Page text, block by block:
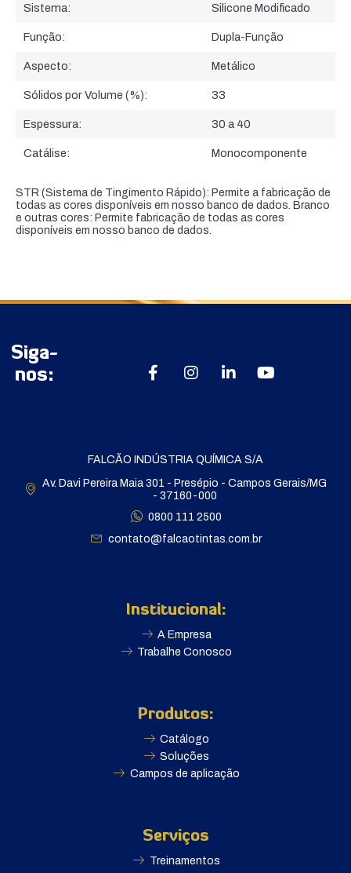
Sistema: Silicone Modificado
Função: Dupla-Função
Aspecto: Metálico
Sólidos por Volume (%): 33
Espessura: 30 a 40
Catálise: Monocomponente
STR (Sistema de Tingimento Rápido): Permite a fabricação de
todas as cores disponíveis em nosso banco de dados. Branco
e outras cores: Permite fabricação de todas as cores
disponíveis em nosso banco de dados.
Siga-
nos:
FALCÃO INDÚSTRIA QUÍMICA S/A
Av. Davi Pereira Maia 301 - Presépio - Campos Gerais/MG
- 37160-000
0800 111 2500
contato@falcaotintas.com.br
Institucional:
A Empresa
Trabalhe Conosco
Produtos:
Catálogo
Soluções
Campos de aplicação
Serviços
Treinamentos